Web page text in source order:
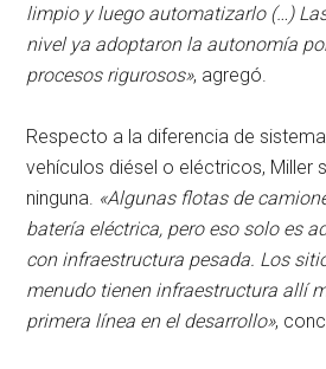
limpio y luego automatizarlo (…)
nivel ya adoptaron la autonomía
procesos rigurosos», agregó.
Respecto a la diferencia de
vehículos diésel o eléctricos, Miller
ninguna. «Algunas flotas de
batería eléctrica, pero eso solo es
con infraestructura pesada. Los
menudo tienen infraestructura allí
primera línea en el desarrollo»,